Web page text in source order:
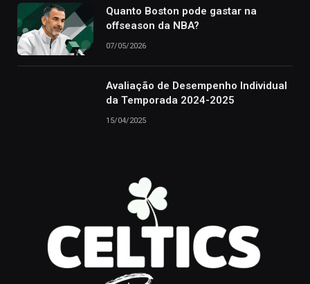
Quanto Boston pode gastar na
offseason da NBA?
07/05/2026
Avaliação de Desempenho Individual
da Temporada 2024-2025
15/04/2025